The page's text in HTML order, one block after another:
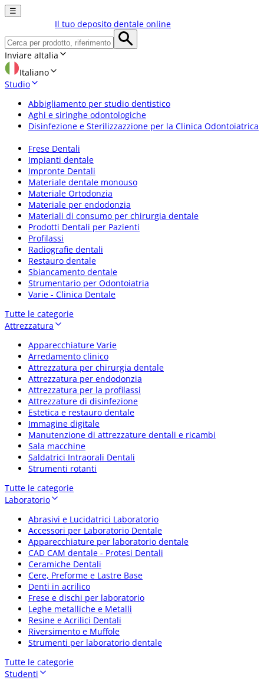
☰
Il tuo deposito dentale online
Inviare aItalia
Italiano
Studio
Abbigliamento per studio dentistico
Aghi e siringhe odontologiche
Disinfezione e Sterilizzazzione per la Clinica Odontoiatrica
Frese Dentali
Impianti dentale
Impronte Dentali
Materiale dentale monouso
Materiale Ortodonzia
Materiale per endodonzia
Materiali di consumo per chirurgia dentale
Prodotti Dentali per Pazienti
Profilassi
Radiografie dentali
Restauro dentale
Sbiancamento dentale
Strumentario per Odontoiatria
Varie - Clinica Dentale
Tutte le categorie
Attrezzatura
Apparecchiature Varie
Arredamento clinico
Attrezzatura per chirurgia dentale
Attrezzatura per endodonzia
Attrezzatura per la profilassi
Attrezzature di disinfezione
Estetica e restauro dentale
Immagine digitale
Manutenzione di attrezzature dentali e ricambi
Sala macchine
Saldatrici Intraorali Dentali
Strumenti rotanti
Tutte le categorie
Laboratorio
Abrasivi e Lucidatrici Laboratorio
Accessori per Laboratorio Dentale
Apparecchiature per laboratorio dentale
CAD CAM dentale - Protesi Dentali
Ceramiche Dentali
Cere, Preforme e Lastre Base
Denti in acrilico
Frese e dischi per laboratorio
Leghe metalliche e Metalli
Resine e Acrilici Dentali
Riversimento e Muffole
Strumenti per laboratorio dentale
Tutte le categorie
Studenti